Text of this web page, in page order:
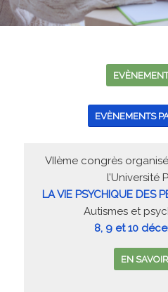
EVÈNEMENTS
VIIème congrès
l’Université
LA VIE PSYCHIQUE DES
Autismes et
8, 9 et 10
EN